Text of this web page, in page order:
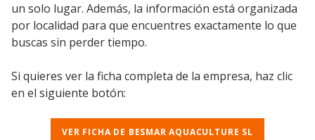
un solo lugar. Además, la información está organizada
por localidad para que encuentres exactamente lo que
buscas sin perder tiempo.
Si quieres ver la ficha completa de la empresa, haz clic
en el siguiente botón:
VER FICHA DE BESMAR AQUACULTURE SL